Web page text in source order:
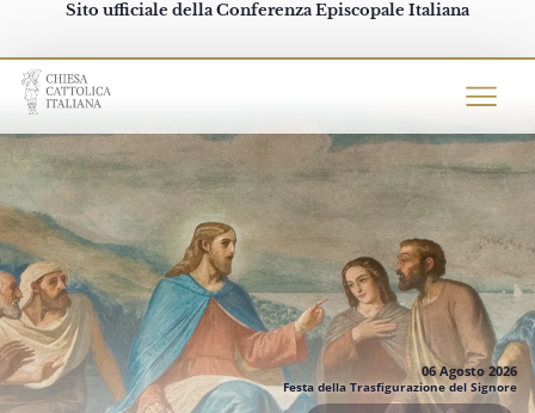
Sito ufficiale della Conferenza Episcopale Italiana
Chiesacattolica.it
06 Agosto 2026
Festa della Trasfigurazione del Signore